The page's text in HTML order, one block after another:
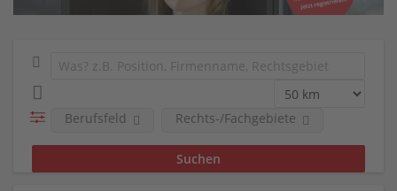
Berufsfeld Rechts-/Fachgebiete